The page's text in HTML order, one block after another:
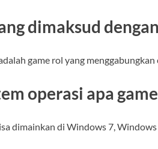
dimaksud
game rol yang
operasi apa
dimainkan di Windows 7,